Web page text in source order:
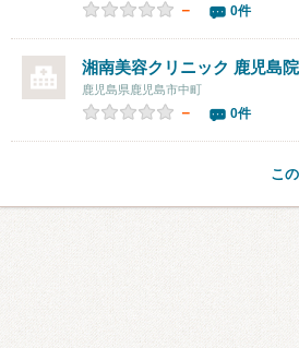
－ 0件
湘南美容クリニック 鹿児島院
鹿児島県鹿児島市中町
－ 0件
こ